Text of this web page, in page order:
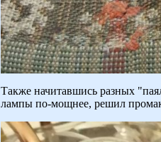
Также начитавшись разных
лампы по-мощнее, решил